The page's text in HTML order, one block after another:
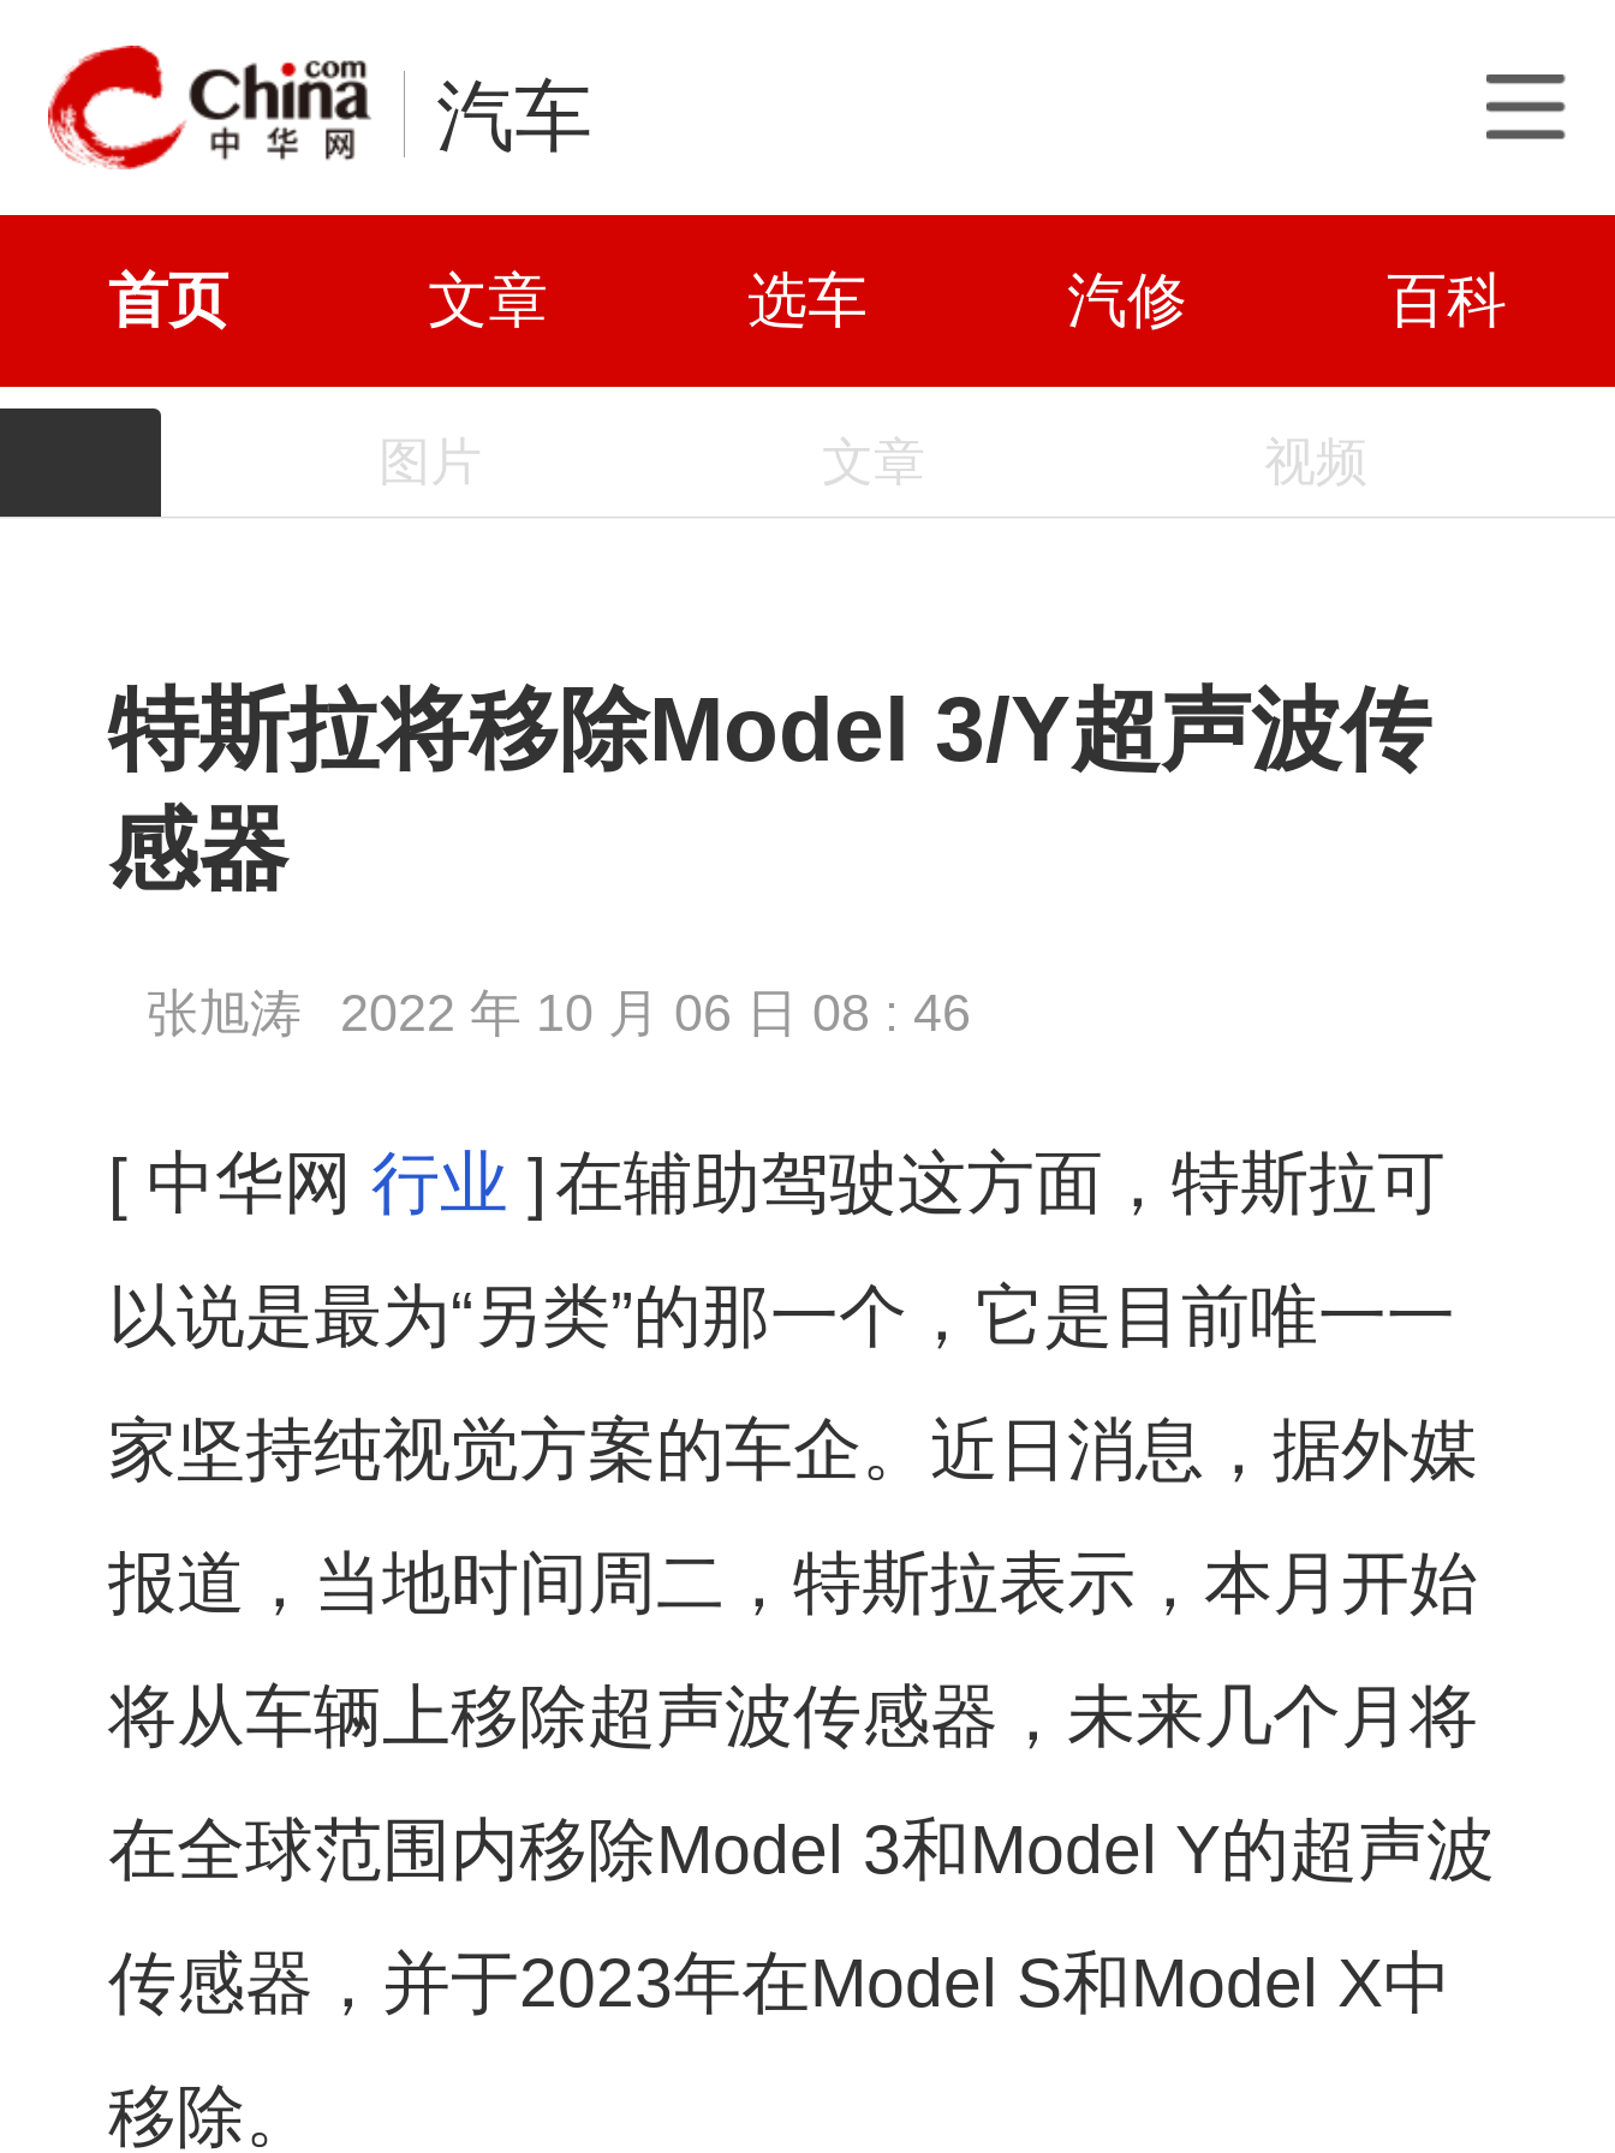
汽车
首页 文章 选车 汽修 百科
图片 文章 视频
特斯拉将移除Model 3/Y超声波传
感器
张旭涛 2022 年 10 月 06 日 08 : 46
[ 中华网 行业 ]在辅助驾驶这方面，特斯拉可
以说是最为“另类”的那一个，它是目前唯一一
家坚持纯视觉方案的车企。近日消息，据外媒
报道，当地时间周二，特斯拉表示，本月开始
将从车辆上移除超声波传感器，未来几个月将
在全球范围内移除Model 3和Model Y的超声波
传感器，并于2023年在Model S和Model X中
移除。